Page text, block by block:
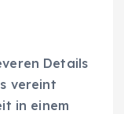
Details
vereint
in einem